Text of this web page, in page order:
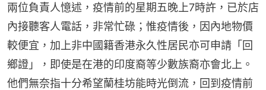
兩位負責人憶述，疫情前的星期五晚上7時許，已於店
內接聽客人電話，非常忙碌；惟疫情後，因內地物價
較便宜，加上非中國籍香港永久性居民亦可申請「回
鄉證」，即使是在港的印度裔等少數族裔亦會北上。
他們無奈指十分希望蘭桂坊能時光倒流，回到疫情前